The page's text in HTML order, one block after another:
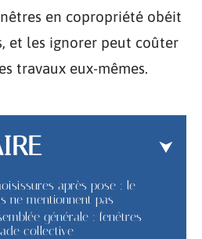
en copropriété obéit
et les ignorer peut coûter
travaux eux-mêmes.
après pose : le
ne mentionnent pas
générale : fenêtres
collective